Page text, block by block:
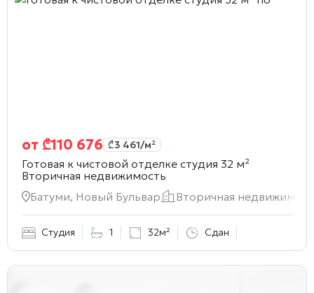
от ₾110 676 ₾3 461/м²
Готовая к чистовой отделке студия 32 м²
Вторичная недвижимость
Батуми, Новый Бульвар
Вторичная
Студия 1 32м² Сдан